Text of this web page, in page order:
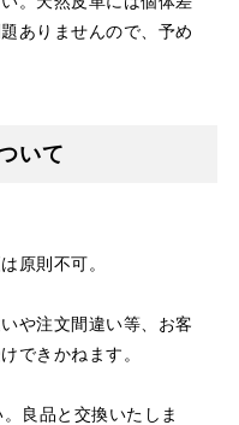
ありませんので、予め
いて
原則不可。
や注文間違い等、お客
できかねます。
良品と交換いたしま